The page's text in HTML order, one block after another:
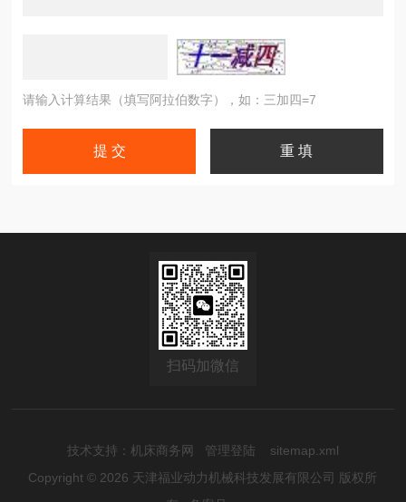
请输入计算结果（填写阿拉伯数字），如：三加四=7
扫码加微信
技术支持： 机床商务网 管理登陆
sitemap.xml
Copyright © 2026 天津福业动力机械科技发展有限公司 版权所